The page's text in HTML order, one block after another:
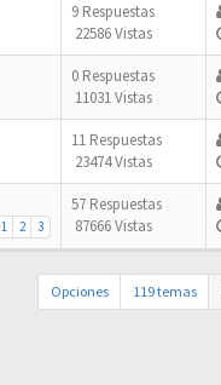
9 Respuestas
22586 Vistas
0 Respuestas
11031 Vistas
11 Respuestas
23474 Vistas
1 2 3
57 Respuestas
87666 Vistas
Opciones 119 temas